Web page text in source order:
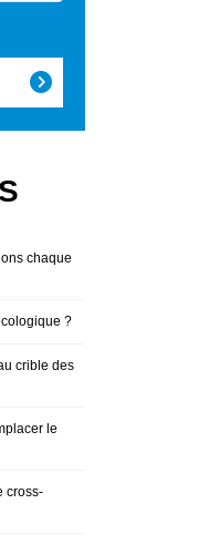
chaque
?
crible des
le
cross-